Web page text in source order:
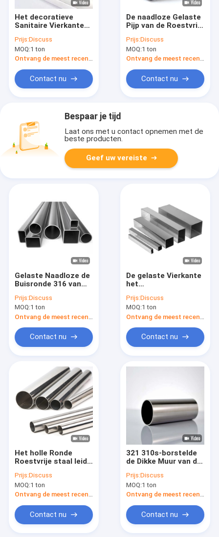
Het decoratieve
Sanitaire Vierkante
Holle 201 304 316
door buizen 50mm
Prijs:Discuss
MOQ:1 ton
Ontvang de meest recente Prijs
Contact nu
De naadloze Gelaste
Pijp van de Roestvrij
316l 0.4mm
Prijs:Discuss
MOQ:1 ton
Ontvang de meest recente Prijs
Contact nu
Bespaar je tijd
Laat ons met u contact opnemen met de
beste producten.
Geef uw vereiste
Gelaste Naadloze de
Buisronde 316 van
staalpijp 304
2000mm
Prijs:Discuss
MOQ:1 ton
Contact nu
De gelaste Vierkante
het
van de Roestvrij
staalpijp beëindigt
201 304 410
Prijs:Discuss
MOQ:1 ton
Contact nu
Het holle Ronde
Roestvrije staal leidt
Buis 304 voor
Gaswater door
buizen
Prijs:Discuss
MOQ:1 ton
Ontvang de meest recente Prijs
Contact nu
321 310s-borstelde
de Dikke Muur van de
201 Naadloze 50mm
Prijs:Discuss
MOQ:1 ton
Ontvang de meest recente Prijs
Contact nu